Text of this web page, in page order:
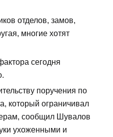
отделов, замов,
многие хотят
сегодня
поручения по
который ограничивал
сообщил Шувалов
ухоженными и